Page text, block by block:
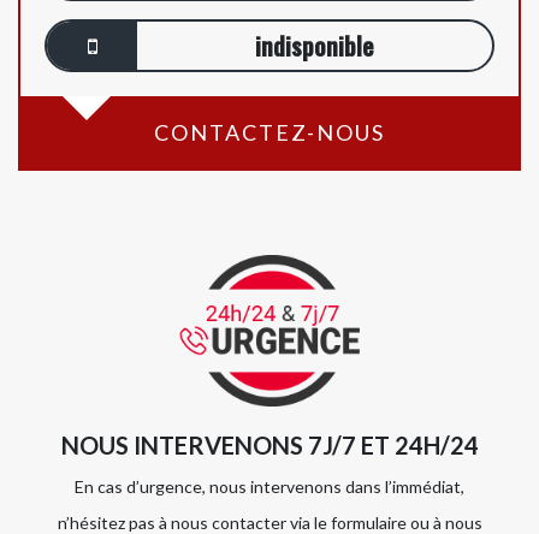
indisponible
CONTACTEZ-NOUS
NOUS INTERVENONS 7J/7 ET 24H/24
En cas d’urgence, nous intervenons dans l’immédiat,
n’hésitez pas à nous contacter via le formulaire ou à nous